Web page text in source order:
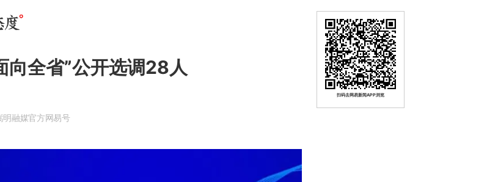
向全省”公开选调28人
明融媒官方网易号
扫码去网易新闻APP浏览